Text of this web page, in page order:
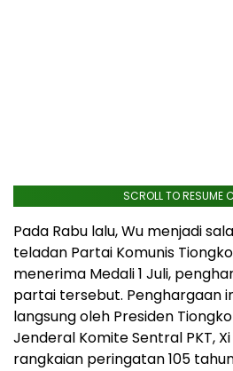
SCROLL TO RESUME
Pada Rabu lalu, Wu menjadi
teladan Partai Komunis
menerima Medali 1 Juli,
partai tersebut. Penghargaan
langsung oleh Presiden
Jenderal Komite Sentral PKT,
rangkaian peringatan 105